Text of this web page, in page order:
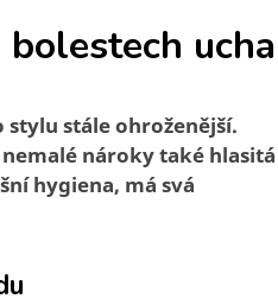
ucha
stále ohroženější.
nároky také hlasitá
hygiena, má svá